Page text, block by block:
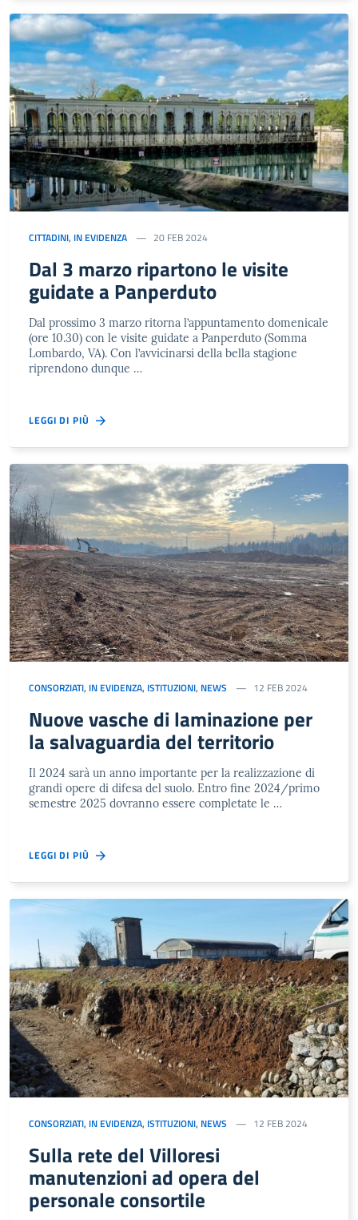
CITTADINI, IN EVIDENZA 20 FEB 2024
Dal 3 marzo ripartono le visite
guidate a Panperduto
Dal prossimo 3 marzo ritorna l’appuntamento domenicale
(ore 10.30) con le visite guidate a Panperduto (Somma
Lombardo, VA). Con l’avvicinarsi della bella stagione
riprendono dunque …
LEGGI DI PIÙ
CONSORZIATI, IN EVIDENZA, ISTITUZIONI, NEWS 12 FEB 2024
Nuove vasche di laminazione per
la salvaguardia del territorio
Il 2024 sarà un anno importante per la realizzazione di
grandi opere di difesa del suolo. Entro fine 2024/primo
semestre 2025 dovranno essere completate le …
LEGGI DI PIÙ
CONSORZIATI, IN EVIDENZA, ISTITUZIONI, NEWS 12 FEB 2024
Sulla rete del Villoresi
manutenzioni ad opera del
personale consortile